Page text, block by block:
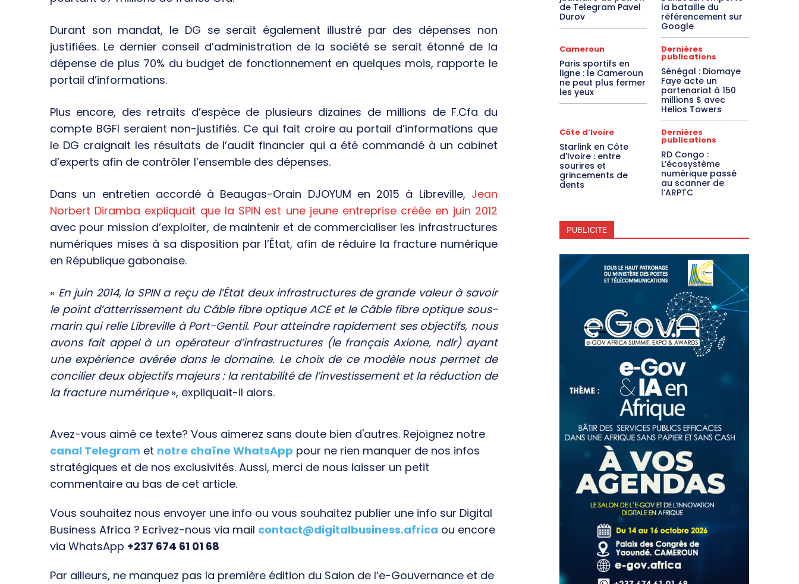
Durant son mandat, le DG se serait également illustré par des dépenses non
justifiées. Le dernier conseil d’administration de la société se serait étonné de la
dépense de plus 70% du budget de fonctionnement en quelques mois, rapporte le
portail d’informations.
Plus encore, des retraits d’espèce de plusieurs dizaines de millions de F.Cfa du
compte BGFI seraient non-justifiés. Ce qui fait croire au portail d’informations que
le DG craignait les résultats de l’audit financier qui a été commandé à un cabinet
d’experts afin de contrôler l’ensemble des dépenses.
Dans un entretien accordé à Beaugas-Orain DJOYUM en 2015 à Libreville, Jean
Norbert Diramba expliquait que la SPIN est une jeune entreprise créée en juin 2012
avec pour mission d’exploiter, de maintenir et de commercialiser les infrastructures
numériques mises à sa disposition par l’État, afin de réduire la fracture numérique
en République gabonaise.
« En juin 2014, la SPIN a reçu de l’État deux infrastructures de grande valeur à savoir
le point d’atterrissement du Câble fibre optique ACE et le Câble fibre optique sous-
marin qui relie Libreville à Port-Gentil. Pour atteindre rapidement ses objectifs, nous
avons fait appel à un opérateur d’infrastructures (le français Axione, ndlr) ayant
une expérience avérée dans le domaine. Le choix de ce modèle nous permet de
concilier deux objectifs majeurs : la rentabilité de l’investissement et la réduction de
la fracture numérique», expliquait-il alors.
Avez-vous aimé ce texte? Vous aimerez sans doute bien d'autres. Rejoignez notre
canal Telegram et notre chaîne WhatsApp pour ne rien manquer de nos infos
stratégiques et de nos exclusivités. Aussi, merci de nous laisser un petit
commentaire au bas de cet article.
Vous souhaitez nous envoyer une info ou vous souhaitez publier une info sur Digital
Business Africa ? Ecrivez-nous via mail contact@digitalbusiness.africa ou encore
via WhatsApp +237 674 61 01 68
Par ailleurs, ne manquez pas la première édition du Salon de l’e-Gouvernance et de
de Telegram Pavel
Durov
la bataille du
référencement sur
Google
Cameroun
Paris sportifs en
ligne : le Cameroun
ne peut plus fermer
les yeux
Dernières
publications
Sénégal : Diomaye
Faye acte un
partenariat à 150
millions $ avec
Helios Towers
Côte d’Ivoire
Starlink en Côte
d’Ivoire : entre
sourires et
grincements de
dents
Dernières
publications
RD Congo :
L’écosystème
numérique passé
au scanner de
l’ARPTC
PUBLICITE